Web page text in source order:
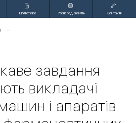
Бібліотека Розклад занять Контакти
завдання
викладачі
і апаратів